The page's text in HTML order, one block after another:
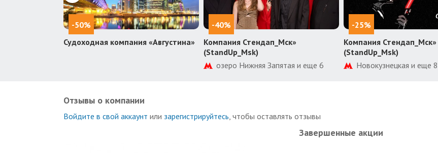
-50%
Судоходная компания «Августина»
-40%
Компания Стендап_Мск»
(StandUp_Msk)
озеро Нижняя Запятая и еще 6
-25%
Компания Стендап_Мск»
(StandUp_Msk)
Новокузнецкая и еще 8
Отзывы о компании
Войдите в свой аккаунт или зарегистрируйтесь , чтобы оставлять отзывы
Завершенные акции